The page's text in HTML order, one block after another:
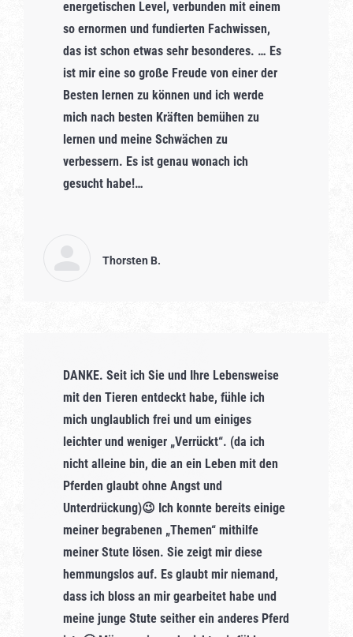
energetischen Level, verbunden mit einem
so ernormen und fundierten Fachwissen,
das ist schon etwas sehr besonderes. … Es
ist mir eine so große Freude von einer der
Besten lernen zu können und ich werde
mich nach besten Kräften bemühen zu
lernen und meine Schwächen zu
verbessern. Es ist genau wonach ich
gesucht habe!…
Thorsten B.
DANKE. Seit ich Sie und Ihre Lebensweise
mit den Tieren entdeckt habe, fühle ich
mich unglaublich frei und um einiges
leichter und weniger „Verrückt“. (da ich
nicht alleine bin, die an ein Leben mit den
Pferden glaubt ohne Angst und
Unterdrückung)😉 Ich konnte bereits einige
meiner begrabenen „Themen“ mithilfe
meiner Stute lösen. Sie zeigt mir diese
hemmungslos auf. Es glaubt mir niemand,
dass ich bloss an mir gearbeitet habe und
meine junge Stute seither ein anderes Pferd